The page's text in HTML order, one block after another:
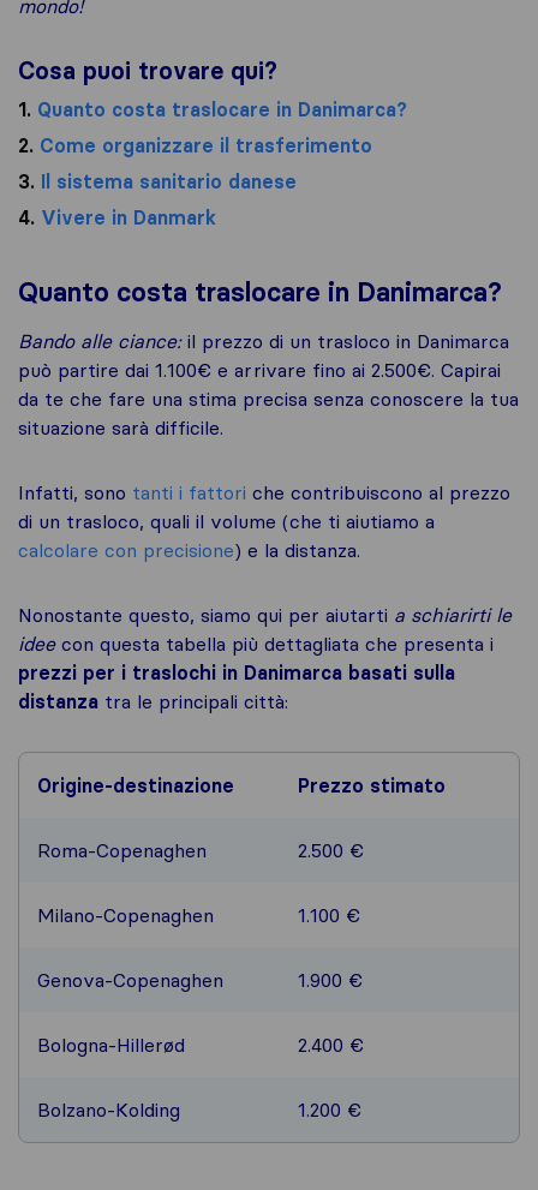
mondo!
Cosa puoi trovare qui?
1. Quanto costa traslocare in Danimarca?
2. Come organizzare il trasferimento
3. Il sistema sanitario danese
4. Vivere in Danmark
Quanto costa traslocare in Danimarca?
Bando alle ciance:il prezzo di un trasloco in Danimarca
può partire dai 1.100€ e arrivare fino ai 2.500€. Capirai
da te che fare una stima precisa senza conoscere la tua
situazione sarà difficile.
Infatti, sono tanti i fattori che contribuiscono al prezzo
di un trasloco, quali il volume (che ti aiutiamo a
calcolare con precisione) e la distanza.
Nonostante questo, siamo qui per aiutarti a schiarirti le
ideecon questa tabella più dettagliata che presenta i
prezzi per i traslochi in Danimarca basati sulla
distanza tra le principali città:
Origine-destinazione Prezzo stimato
Roma-Copenaghen 2.500 €
Milano-Copenaghen 1.100 €
Genova-Copenaghen 1.900 €
Bologna-Hillerød 2.400 €
Bolzano-Kolding 1.200 €